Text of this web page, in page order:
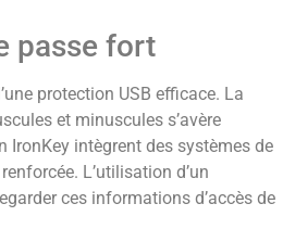
passe fort
protection USB efficace. La
et minuscules s’avère
intègrent des systèmes de
L’utilisation d’un
ces informations d’accès de